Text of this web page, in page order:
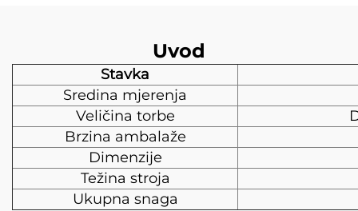
Uvod
Stavka
Sredina mjerenja
Veličina torbe
Brzina ambalaže
Dimenzije
Težina stroja
Ukupna snaga